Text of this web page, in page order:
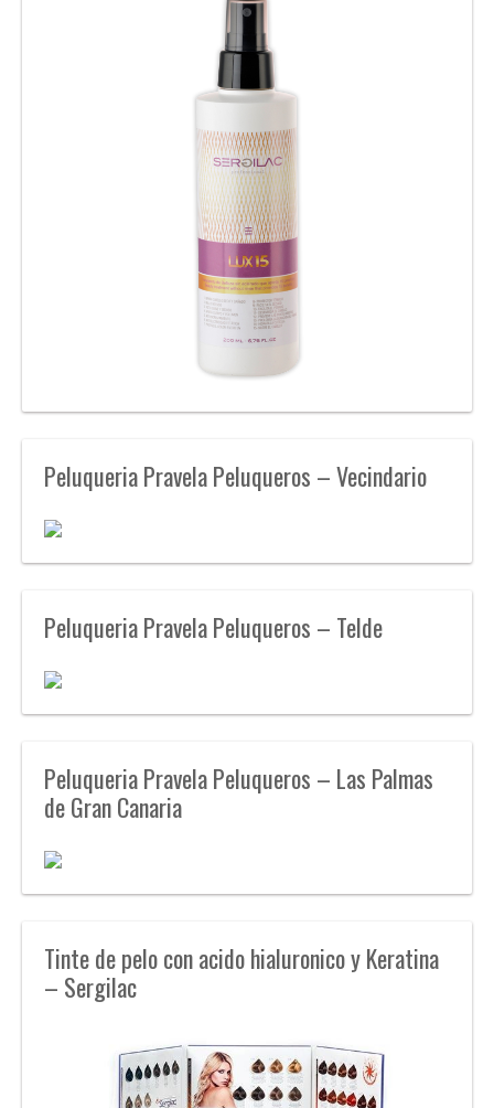
Peluqueria Pravela Peluqueros – Vecindario
Peluqueria Pravela Peluqueros – Telde
Peluqueria Pravela Peluqueros – Las Palmas
de Gran Canaria
Tinte de pelo con acido hialuronico y Keratina
– Sergilac